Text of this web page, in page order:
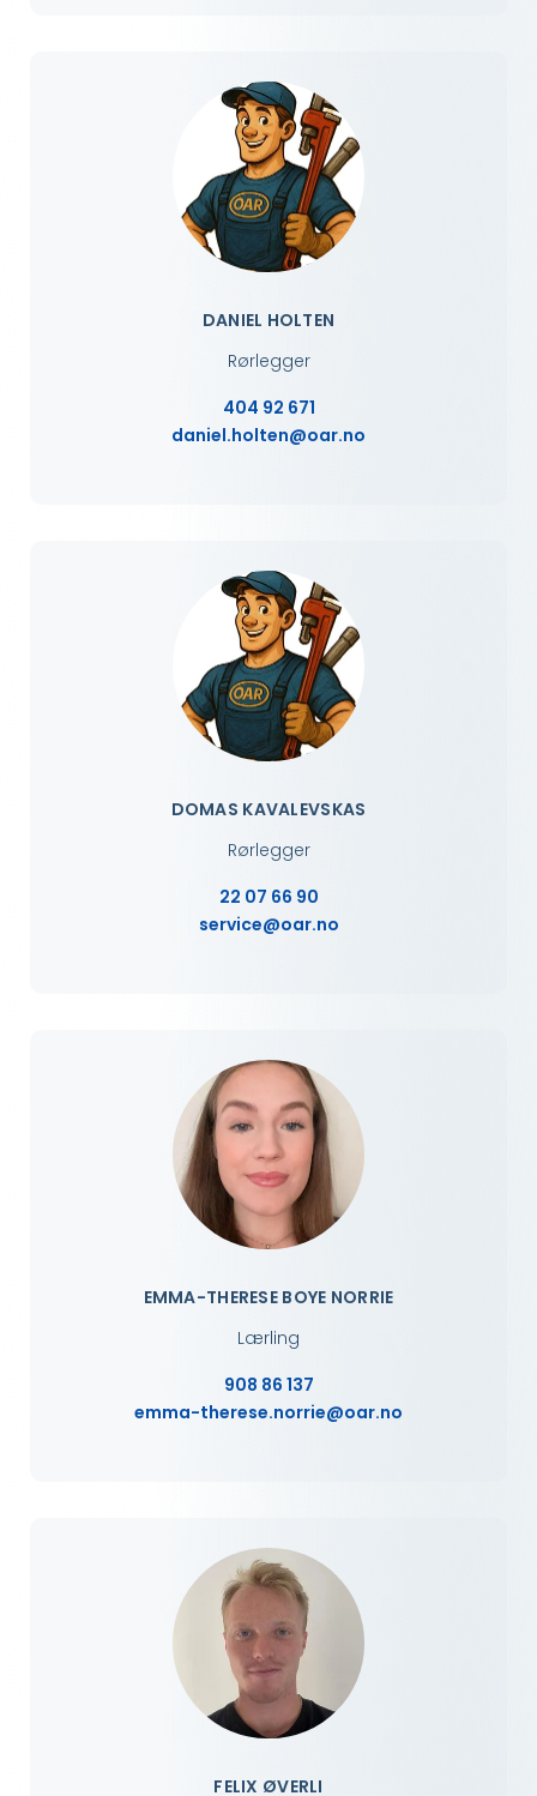
DANIEL HOLTEN
Rørlegger
404 92 671
daniel.holten@oar.no
DOMAS KAVALEVSKAS
Rørlegger
22 07 66 90
service@oar.no
EMMA-THERESE BOYE NORRIE
Lærling
908 86 137
emma-therese.norrie@oar.no
FELIX ØVERLI